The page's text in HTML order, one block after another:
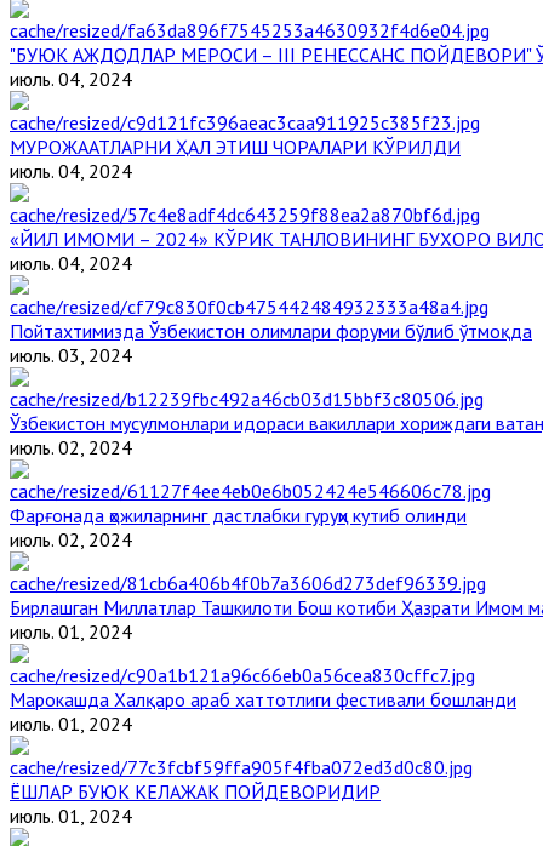
"БУЮК АЖДОДЛАР МЕРОСИ – III РЕНЕССАНС
июль. 04, 2024
МУРОЖААТЛАРНИ ҲАЛ ЭТИШ ЧОРАЛАРИ КЎРИЛДИ
июль. 04, 2024
«ЙИЛ ИМОМИ – 2024» КЎРИК ТАНЛОВИНИНГ БУХОРО
июль. 04, 2024
Пойтахтимизда Ўзбекистон олимлари форуми бўлиб ўтмоқда
июль. 03, 2024
Ўзбекистон мусулмонлари идораси вакиллари хориждаги
июль. 02, 2024
Фарғонада ҳожиларнинг дастлабки гуруҳи кутиб олинди
июль. 02, 2024
Бирлашган Миллатлар Ташкилоти Бош котиби Ҳазрати Имом
июль. 01, 2024
Марокашда Халқаро араб хаттотлиги фестивали бошланди
июль. 01, 2024
ЁШЛАР БУЮК КЕЛАЖАК ПОЙДЕВОРИДИР
июль. 01, 2024